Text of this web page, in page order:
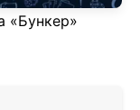
«Бункер»